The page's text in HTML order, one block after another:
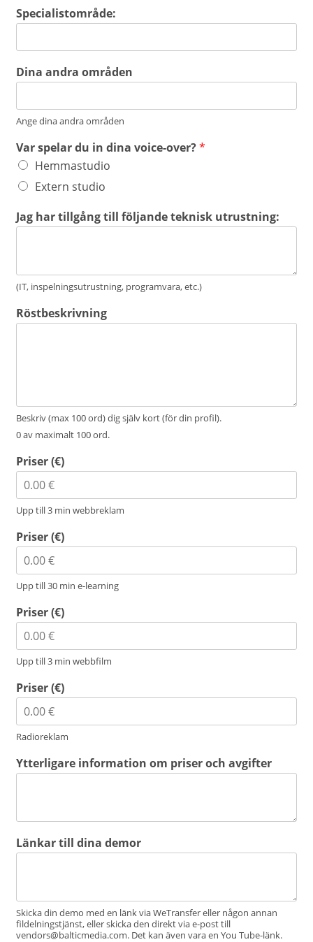
Specialistområde:
Dina andra områden
Ange dina andra områden
Var spelar du in dina voice-over?*
Hemmastudio
Extern studio
Jag har tillgång till följande teknisk utrustning:
(IT, inspelningsutrustning, programvara, etc.)
Röstbeskrivning
Beskriv (max 100 ord) dig själv kort (för din profil).
0 av maximalt 100 ord.
Priser (€)
Upp till 3 min webbreklam
Priser (€)
Upp till 30 min e-learning
Priser (€)
Upp till 3 min webbfilm
Priser (€)
Radioreklam
Ytterligare information om priser och avgifter
Länkar till dina demor
Skicka din demo med en länk via WeTransfer eller någon annan
fildelningstjänst, eller skicka den direkt via e-post till
vendors@balticmedia.com. Det kan även vara en You Tube-länk.